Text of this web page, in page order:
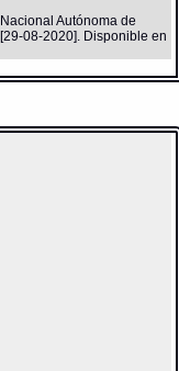
Autónoma de
08-2020]. Disponible en